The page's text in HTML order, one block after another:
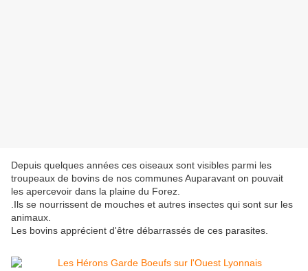
Depuis quelques années ces oiseaux sont visibles parmi les
troupeaux de bovins de nos communes Auparavant on pouvait
les apercevoir dans la plaine du Forez.
.Ils se nourrissent de mouches et autres insectes qui sont sur les
animaux.
Les bovins apprécient d'être débarrassés de ces parasites.